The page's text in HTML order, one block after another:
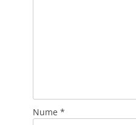
Nume *